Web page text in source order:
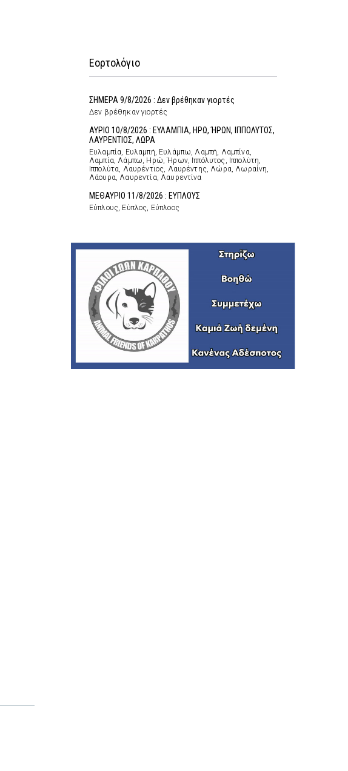
Εορτολόγιο
ΣΗΜΕΡΑ 9/8/2026 : Δεν βρέθηκαν γιορτές
Δεν βρέθηκαν γιορτές
ΑΥΡΙΟ 10/8/2026 : ΕΥΛΑΜΠΙΑ, ΗΡΩ, ΉΡΩΝ, ΙΠΠΟΛΥΤΟΣ,
ΛΑΥΡΕΝΤΙΟΣ, ΛΩΡΑ
Ευλαμπία, Ευλαμπή, Ευλάμπω, Λαμπή, Λαμπίνα,
Λαμπία, Λάμπω, Ηρώ, Ήρων, Ιππόλυτος, Ιππολύτη,
Ιππολύτα, Λαυρέντιος, Λαυρέντης, Λώρα, Λωραίνη,
Λάουρα, Λαυρεντία, Λαυρεντίνα
ΜΕΘΑΥΡΙΟ 11/8/2026 : ΕΥΠΛΟΥΣ
Εύπλους, Εύπλος, Εύπλοος